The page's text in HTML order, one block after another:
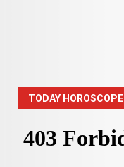
TODAY HOROSCOPE